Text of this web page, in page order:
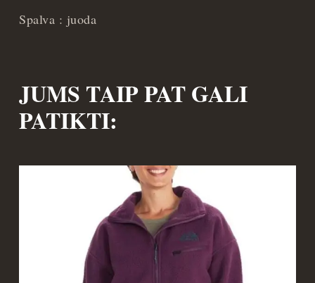
Spalva : juoda
JUMS TAIP PAT GALI
PATIKTI: